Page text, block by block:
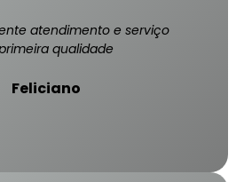
atendimento e serviço
qualidade
Feliciano